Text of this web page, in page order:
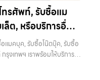
คุณใช้แล้วอาจกลายเป็นของ
นเพื่อเป็นทางเลือกให้คุณ
งินสดได้ทันที ด้วยบริการ รับ
างครบวงจร ไม่ว่าคุณจะอยู่
ให้บริการถึงที่ในพื้นที่ “ใกล้
รศัพท์, รับซื้อแม
ต, หรือบริการอื่นๆ
พร้อมให้บริการครบ
แมคบุค, รับซื้อโน๊ตบุ๊ค, รับซื้อ
รุงเทพฯ เราพร้อมให้บริการ